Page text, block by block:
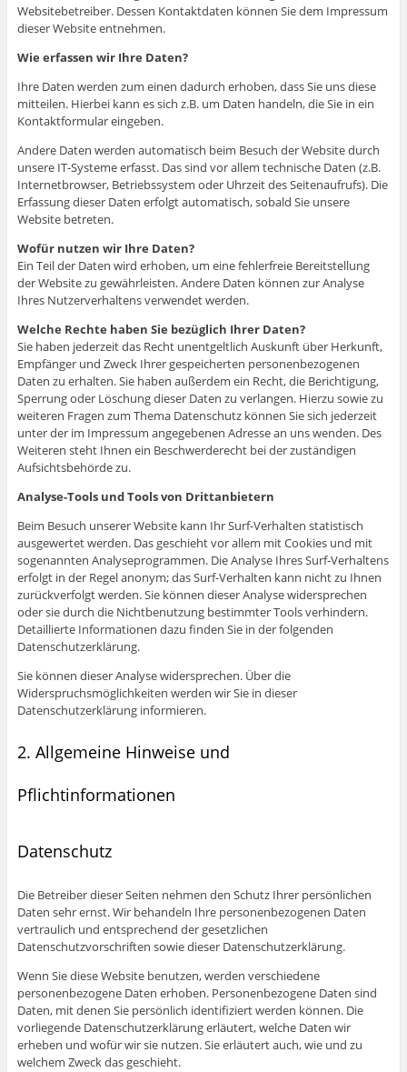
Websitebetreiber. Dessen Kontaktdaten können Sie dem Impressum
dieser Website entnehmen.
Wie erfassen wir Ihre Daten?
Ihre Daten werden zum einen dadurch erhoben, dass Sie uns diese
mitteilen. Hierbei kann es sich z.B. um Daten handeln, die Sie in ein
Kontaktformular eingeben.
Andere Daten werden automatisch beim Besuch der Website durch
unsere IT-Systeme erfasst. Das sind vor allem technische Daten (z.B.
Internetbrowser, Betriebssystem oder Uhrzeit des Seitenaufrufs). Die
Erfassung dieser Daten erfolgt automatisch, sobald Sie unsere
Website betreten.
Wofür nutzen wir Ihre Daten?
Ein Teil der Daten wird erhoben, um eine fehlerfreie Bereitstellung
der Website zu gewährleisten. Andere Daten können zur Analyse
Ihres Nutzerverhaltens verwendet werden.
Welche Rechte haben Sie bezüglich Ihrer Daten?
Sie haben jederzeit das Recht unentgeltlich Auskunft über Herkunft,
Empfänger und Zweck Ihrer gespeicherten personenbezogenen
Daten zu erhalten. Sie haben außerdem ein Recht, die Berichtigung,
Sperrung oder Löschung dieser Daten zu verlangen. Hierzu sowie zu
weiteren Fragen zum Thema Datenschutz können Sie sich jederzeit
unter der im Impressum angegebenen Adresse an uns wenden. Des
Weiteren steht Ihnen ein Beschwerderecht bei der zuständigen
Aufsichtsbehörde zu.
Analyse-Tools und Tools von Drittanbietern
Beim Besuch unserer Website kann Ihr Surf-Verhalten statistisch
ausgewertet werden. Das geschieht vor allem mit Cookies und mit
sogenannten Analyseprogrammen. Die Analyse Ihres Surf-Verhaltens
erfolgt in der Regel anonym; das Surf-Verhalten kann nicht zu Ihnen
zurückverfolgt werden. Sie können dieser Analyse widersprechen
oder sie durch die Nichtbenutzung bestimmter Tools verhindern.
Detaillierte Informationen dazu finden Sie in der folgenden
Datenschutzerklärung.
Sie können dieser Analyse widersprechen. Über die
Widerspruchsmöglichkeiten werden wir Sie in dieser
Datenschutzerklärung informieren.
2. Allgemeine Hinweise und
Pflichtinformationen
Datenschutz
Die Betreiber dieser Seiten nehmen den Schutz Ihrer persönlichen
Daten sehr ernst. Wir behandeln Ihre personenbezogenen Daten
vertraulich und entsprechend der gesetzlichen
Datenschutzvorschriften sowie dieser Datenschutzerklärung.
Wenn Sie diese Website benutzen, werden verschiedene
personenbezogene Daten erhoben. Personenbezogene Daten sind
Daten, mit denen Sie persönlich identifiziert werden können. Die
vorliegende Datenschutzerklärung erläutert, welche Daten wir
erheben und wofür wir sie nutzen. Sie erläutert auch, wie und zu
welchem Zweck das geschieht.